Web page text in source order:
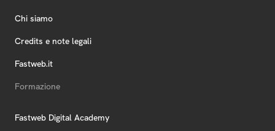
Chi siamo
Credits e note legali
Fastweb.it
Formazione
Fastweb Digital Academy